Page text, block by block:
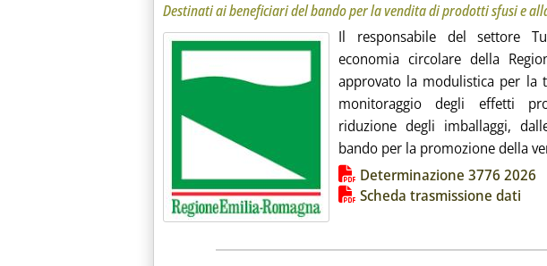
Destinati ai beneficiari del bando per la vendita di prodotti sfusi e
Il responsabile del settore
economia circolare della
approvato la modulistica per la
monitoraggio degli effetti
riduzione degli imballaggi,
bando per la promozione della
Lista allegati PDF alla notiziaDeterminazione 3776 2026
Scheda trasmissione dati